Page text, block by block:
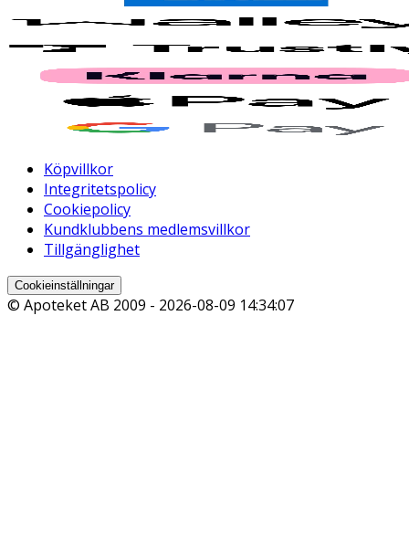
Köpvillkor
Integritetspolicy
Cookiepolicy
Kundklubbens medlemsvillkor
Tillgänglighet
Cookieinställningar
© Apoteket AB 2009 - 2026-08-09 14:34:07